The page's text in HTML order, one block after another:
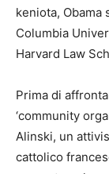
keniota,
Columbia
Harvard Law
Prima di
‘community
Alinski, un
cattolico